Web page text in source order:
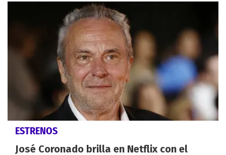
ESTRENOS
José Coronado brilla en Netflix con el